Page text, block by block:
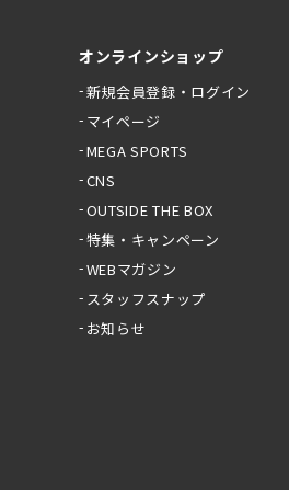
オンラインショップ
新規会員登録・ログイン
マイページ
MEGA SPORTS
CNS
OUTSIDE THE BOX
特集・キャンペーン
WEBマガジン
スタッフスナップ
お知らせ